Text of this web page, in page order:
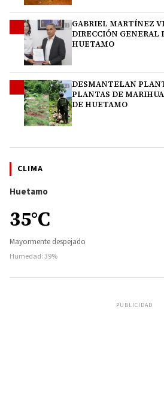
GABRIEL MARTÍNEZ
DIRECCIÓN GENERAL
HUETAMO
DESMANTELAN
PLANTAS DE
DE HUETAMO
CLIMA
Huetamo
35°C
Mayormente despejado
Humedad: 39%
PUBLICIDAD